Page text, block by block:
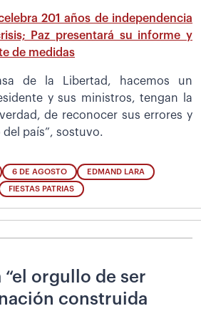
201 años de independencia
Paz presentará su informe y
de medidas
de la Libertad, hacemos un
y sus ministros, tengan la
de reconocer sus errores y
país”, sostuvo.
6 DE AGOSTO EDMAND LARA
FIESTAS PATRIAS
“el orgullo de ser
construida